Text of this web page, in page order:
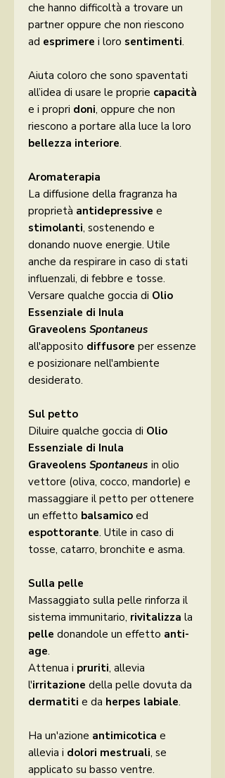
che hanno difficoltà a trovare un
partner oppure che non riescono
ad esprimere i loro sentimenti.
Aiuta coloro che sono spaventati
all’idea di usare le proprie capacità
e i propri doni, oppure che non
riescono a portare alla luce la loro
bellezza interiore.
Aromaterapia
La diffusione della fragranza ha
proprietà antidepressive e
stimolanti, sostenendo e
donando nuove energie. Utile
anche da respirare in caso di stati
influenzali, di febbre e tosse.
Versare qualche goccia di Olio
Essenziale di Inula
Graveolens Spontaneus
all'apposito diffusore per essenze
e posizionare nell'ambiente
desiderato.
Sul petto
Diluire qualche goccia di Olio
Essenziale di Inula
Graveolens Spontaneus in olio
vettore (oliva, cocco, mandorle) e
massaggiare il petto per ottenere
un effetto balsamico ed
espottorante. Utile in caso di
tosse, catarro, bronchite e asma.
Sulla pelle
Massaggiato sulla pelle rinforza il
sistema immunitario, rivitalizza la
pelle donandole un effetto anti-
age.
Attenua i pruriti, allevia
l'irritazione della pelle dovuta da
dermatiti e da herpes labiale.
Ha un'azione antimicotica e
allevia i dolori mestruali, se
applicato su basso ventre.